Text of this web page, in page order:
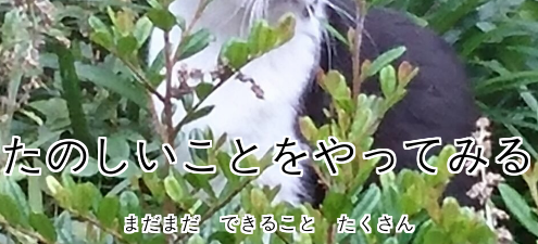
たのしいことをやってみる
まだまだ できること たくさん